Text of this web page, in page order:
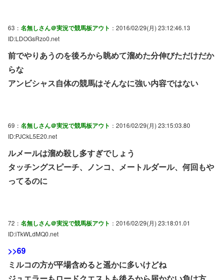
63： 名無しさん＠実況で競馬板アウト ：2016/02/29(月) 23:12:46.13
ID:LDOGsRzo0.net
前でやりあうのを後ろから眺めて溜めた分伸びただけだか
らな
アンビシャス自体の競馬はそんなに強い内容ではない
69： 名無しさん＠実況で競馬板アウト ：2016/02/29(月) 23:15:03.80
ID:PJCkL5E20.net
ルメールは溜め殺し多すぎでしょう
タッチングスピーチ、ノンコ、メートルダール、何回もや
ってるのに
72： 名無しさん＠実況で競馬板アウト ：2016/02/29(月) 23:18:01.01
ID:iTkWLdMQ0.net
>>69
ミルコの方が平場含めると遥かに多いけどね